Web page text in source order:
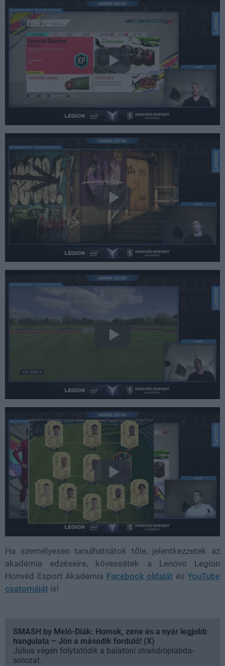
Ha személyesen tanulhatnátok tőle, jelentkezzetek az
akadémia edzéseire, kövessétek a Lenovo Legion
Honvéd Esport Akadémia Facebook oldalát és YouTube
csatornáját is!
SMASH by Meló-Diák: Homok, zene és a nyár legjobb
hangulata – Jön a második forduló! (X)
Július végén folytatódik a balatoni strandröplabda-
sorozat.